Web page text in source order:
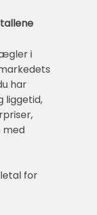
i
har
liggetid,
med
for